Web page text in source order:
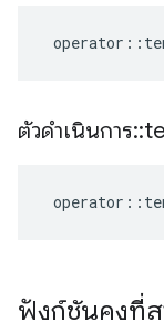
operator ::
ตัวดำเนินการ::
operator ::
ฟังก์ชันคงที่ส